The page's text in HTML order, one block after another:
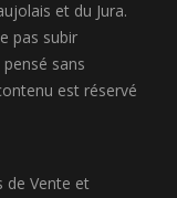
et du Jura.
pas subir
pensé sans
est réservé
de Vente et